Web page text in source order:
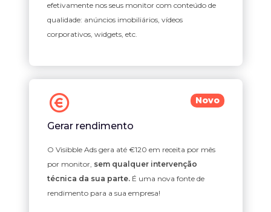
efetivamente nos seus monitor com conteúdo de
qualidade: anúncios imobiliários, vídeos
corporativos, widgets, etc.
Novo
Gerar rendimento
O Visibble Ads gera até €120 em receita por mês
por monitor, sem qualquer intervenção
técnica da sua parte. É uma nova fonte de
rendimento para a sua empresa!